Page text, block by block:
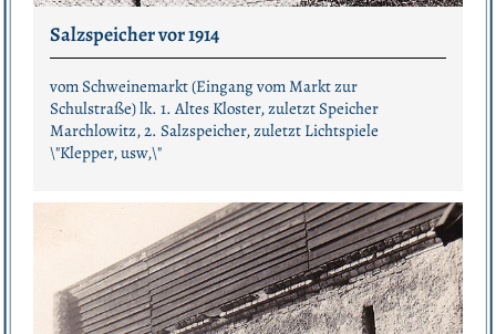
Salzspeicher vor 1914
vom Schweinemarkt (Eingang vom Markt zur
Schulstraße) lk. 1. Altes Kloster, zuletzt Speicher
Marchlowitz, 2. Salzspeicher, zuletzt Lichtspiele
\"Klepper, usw,\"